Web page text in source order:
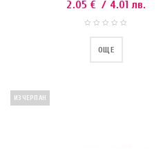
2.05 € / 4.01 лв.
ОЩЕ
ИЗЧЕРПАН